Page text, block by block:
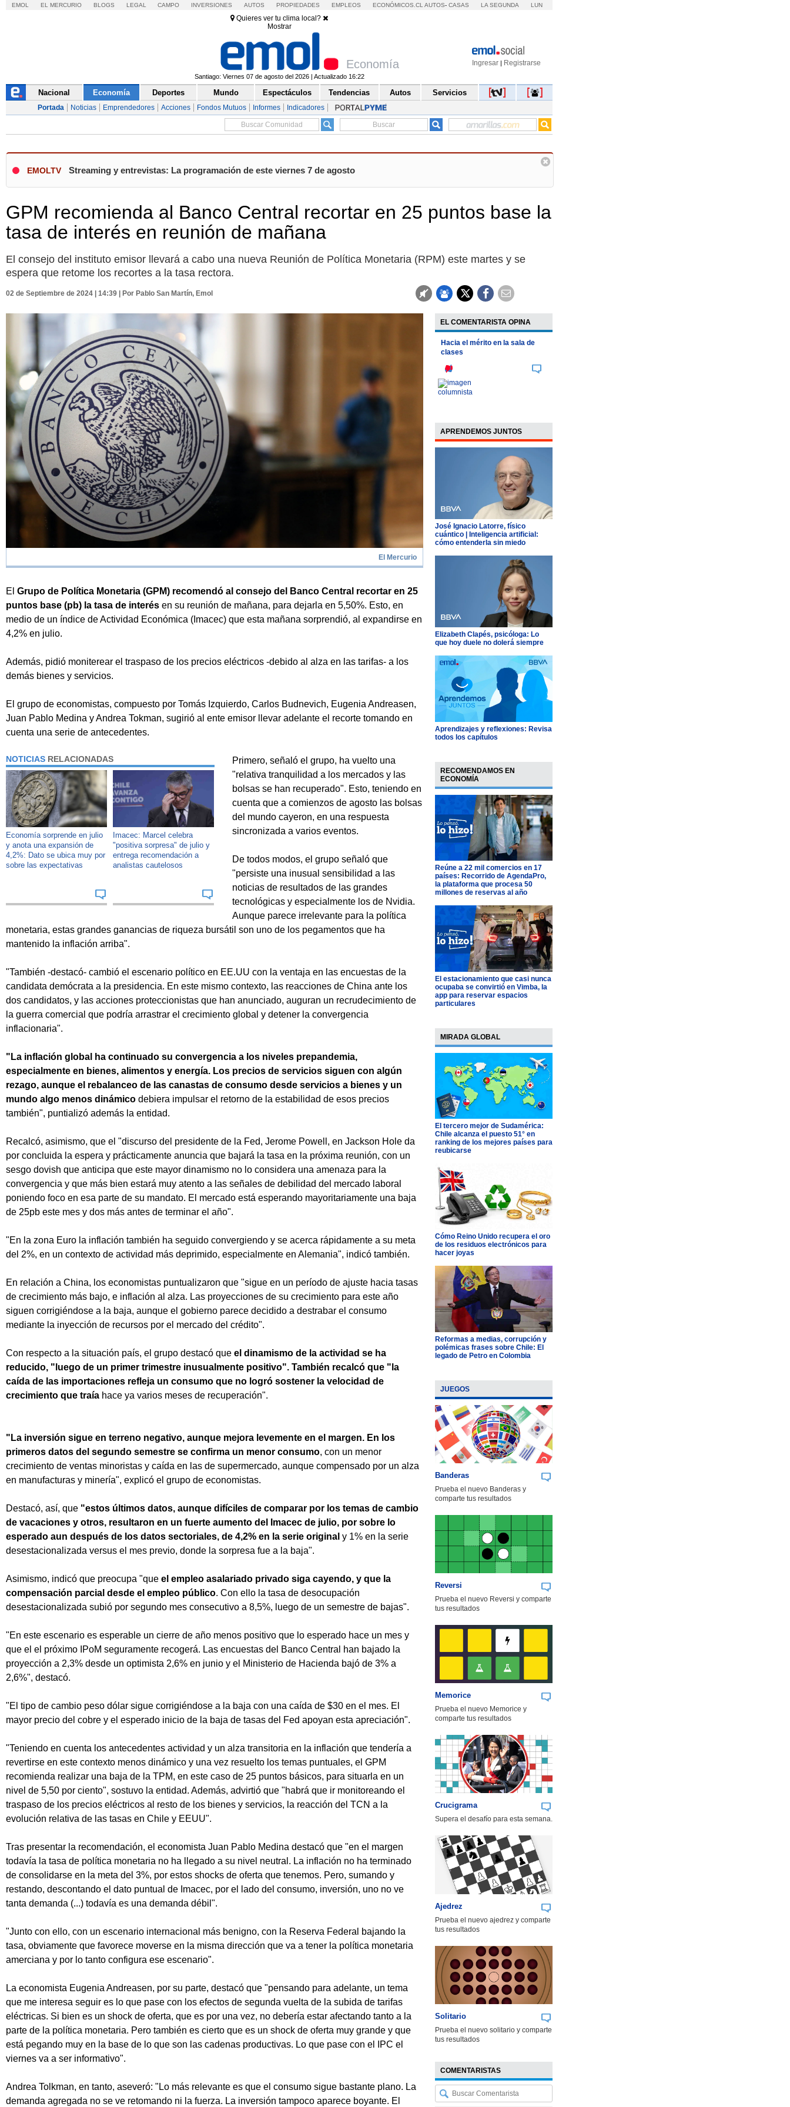
EMOL EL MERCURIO BLOGS LEGAL CAMPO INVERSIONES AUTOS PROPIEDADES EMPLEOS ECONÓMICOS.CL AUTOS- CASAS LA SEGUNDA LUN
Quieres ver tu clima local?
Mostrar
Ingresar | Registrarse
Economía
Santiago: Viernes 07 de agosto del 2026 | Actualizado 16:22
Nacional Economía Deportes Mundo Espectáculos Tendencias Autos Servicios
Portada Noticias Emprendedores Acciones Fondos Mutuos Informes Indicadores
EMOLTV Streaming y entrevistas: La programación de este viernes 7 de agosto
GPM recomienda al Banco Central recortar en 25 puntos base la
tasa de interés en reunión de mañana
El consejo del instituto emisor llevará a cabo una nueva Reunión de Política Monetaria (RPM) este martes y se
espera que retome los recortes a la tasa rectora.
02 de Septiembre de 2024 | 14:39 | Por Pablo San Martín, Emol
El Mercurio
El Grupo de Política Monetaria (GPM) recomendó al consejo del Banco Central recortar en 25
puntos base (pb) la tasa de interés en su reunión de mañana, para dejarla en 5,50%. Esto, en
medio de un índice de Actividad Económica (Imacec) que esta mañana sorprendió, al expandirse en
4,2% en julio.
Además, pidió moniterear el traspaso de los precios eléctricos -debido al alza en las tarifas- a los
demás bienes y servicios.
El grupo de economistas, compuesto por Tomás Izquierdo, Carlos Budnevich, Eugenia Andreasen,
Juan Pablo Medina y Andrea Tokman, sugirió al ente emisor llevar adelante el recorte tomando en
cuenta una serie de antecedentes.
NOTICIAS RELACIONADAS
Economía sorprende en julio
y anota una expansión de
4,2%: Dato se ubica muy por
sobre las expectativas
Imacec: Marcel celebra
"positiva sorpresa" de julio y
entrega recomendación a
analistas cautelosos
Primero, señaló el grupo, ha vuelto una
"relativa tranquilidad a los mercados y las
bolsas se han recuperado". Esto, teniendo en
cuenta que a comienzos de agosto las bolsas
del mundo cayeron, en una respuesta
sincronizada a varios eventos.
De todos modos, el grupo señaló que
"persiste una inusual sensibilidad a las
noticias de resultados de las grandes
tecnológicas y especialmente los de Nvidia.
Aunque parece irrelevante para la política
monetaria, estas grandes ganancias de riqueza bursátil son uno de los pegamentos que ha
mantenido la inflación arriba".
"También -destacó- cambió el escenario político en EE.UU con la ventaja en las encuestas de la
candidata demócrata a la presidencia. En este mismo contexto, las reacciones de China ante los
dos candidatos, y las acciones proteccionistas que han anunciado, auguran un recrudecimiento de
la guerra comercial que podría arrastrar el crecimiento global y detener la convergencia
inflacionaria".
"La inflación global ha continuado su convergencia a los niveles prepandemia,
especialmente en bienes, alimentos y energía. Los precios de servicios siguen con algún
rezago, aunque el rebalanceo de las canastas de consumo desde servicios a bienes y un
mundo algo menos dinámico debiera impulsar el retorno de la estabilidad de esos precios
también", puntializó además la entidad.
Recalcó, asimismo, que el "discurso del presidente de la Fed, Jerome Powell, en Jackson Hole da
por concluida la espera y prácticamente anuncia que bajará la tasa en la próxima reunión, con un
sesgo dovish que anticipa que este mayor dinamismo no lo considera una amenaza para la
convergencia y que más bien estará muy atento a las señales de debilidad del mercado laboral
poniendo foco en esa parte de su mandato. El mercado está esperando mayoritariamente una baja
de 25pb este mes y dos más antes de terminar el año".
"En la zona Euro la inflación también ha seguido convergiendo y se acerca rápidamente a su meta
del 2%, en un contexto de actividad más deprimido, especialmente en Alemania", indicó también.
En relación a China, los economistas puntualizaron que "sigue en un período de ajuste hacia tasas
de crecimiento más bajo, e inflación al alza. Las proyecciones de su crecimiento para este año
siguen corrigiéndose a la baja, aunque el gobierno parece decidido a destrabar el consumo
mediante la inyección de recursos por el mercado del crédito".
Con respecto a la situación país, el grupo destacó que el dinamismo de la actividad se ha
reducido, "luego de un primer trimestre inusualmente positivo". También recalcó que "la
caída de las importaciones refleja un consumo que no logró sostener la velocidad de
crecimiento que traía hace ya varios meses de recuperación".
"La inversión sigue en terreno negativo, aunque mejora levemente en el margen. En los
primeros datos del segundo semestre se confirma un menor consumo, con un menor
crecimiento de ventas minoristas y caída en las de supermercado, aunque compensado por un alza
en manufacturas y minería", explicó el grupo de economistas.
Destacó, así, que "estos últimos datos, aunque difíciles de comparar por los temas de cambio
de vacaciones y otros, resultaron en un fuerte aumento del Imacec de julio, por sobre lo
esperado aun después de los datos sectoriales, de 4,2% en la serie original y 1% en la serie
desestacionalizada versus el mes previo, donde la sorpresa fue a la baja".
Asimismo, indicó que preocupa "que el empleo asalariado privado siga cayendo, y que la
compensación parcial desde el empleo público. Con ello la tasa de desocupación
desestacionalizada subió por segundo mes consecutivo a 8,5%, luego de un semestre de bajas".
"En este escenario es esperable un cierre de año menos positivo que lo esperado hace un mes y
que el el próximo IPoM seguramente recogerá. Las encuestas del Banco Central han bajado la
proyección a 2,3% desde un optimista 2,6% en junio y el Ministerio de Hacienda bajó de 3% a
2,6%", destacó.
"El tipo de cambio peso dólar sigue corrigiéndose a la baja con una caída de $30 en el mes. El
mayor precio del cobre y el esperado inicio de la baja de tasas del Fed apoyan esta apreciación".
"Teniendo en cuenta los antecedentes actividad y un alza transitoria en la inflación que tendería a
revertirse en este contexto menos dinámico y una vez resuelto los temas puntuales, el GPM
recomienda realizar una baja de la TPM, en este caso de 25 puntos básicos, para situarla en un
nivel de 5,50 por ciento", sostuvo la entidad. Además, advirtió que "habrá que ir monitoreando el
traspaso de los precios eléctricos al resto de los bienes y servicios, la reacción del TCN a la
evolución relativa de las tasas en Chile y EEUU".
Tras presentar la recomendación, el economista Juan Pablo Medina destacó que "en el margen
todavía la tasa de política monetaria no ha llegado a su nivel neutral. La inflación no ha terminado
de consolidarse en la meta del 3%, por estos shocks de oferta que tenemos. Pero, sumando y
restando, descontando el dato puntual de Imacec, por el lado del consumo, inversión, uno no ve
tanta demanda (...) todavía es una demanda débil".
"Junto con ello, con un escenario internacional más benigno, con la Reserva Federal bajando la
tasa, obviamente que favorece moverse en la misma dirección que va a tener la política monetaria
amerciana y por lo tanto configura ese escenario".
La economista Eugenia Andreasen, por su parte, destacó que "pensando para adelante, un tema
que me interesa seguir es lo que pase con los efectos de segunda vuelta de la subida de tarifas
eléctricas. Si bien es un shock de oferta, que es por una vez, no debería estar afectando tanto a la
parte de la política monetaria. Pero también es cierto que es un shock de oferta muy grande y que
está pegando muy en la base de lo que son las cadenas productivas. Lo que pase con el IPC el
viernes va a ser informativo".
Andrea Tolkman, en tanto, aseveró: "Lo más relevante es que el consumo sigue bastante plano. La
demanda agregada no se ve retomando ni la fuerza. La inversión tampoco aparece boyante. El
EL COMENTARISTA OPINA
Hacia el mérito en la sala de
clases
APRENDEMOS JUNTOS
José Ignacio Latorre, físico
cuántico | Inteligencia artificial:
cómo entenderla sin miedo
Elizabeth Clapés, psicóloga: Lo
que hoy duele no dolerá siempre
Aprendizajes y reflexiones: Revisa
todos los capítulos
RECOMENDAMOS EN
ECONOMÍA
Reúne a 22 mil comercios en 17
países: Recorrido de AgendaPro,
la plataforma que procesa 50
millones de reservas al año
El estacionamiento que casi nunca
ocupaba se convirtió en Vimba, la
app para reservar espacios
particulares
MIRADA GLOBAL
El tercero mejor de Sudamérica:
Chile alcanza el puesto 51° en
ranking de los mejores países para
reubicarse
Cómo Reino Unido recupera el oro
de los residuos electrónicos para
hacer joyas
Reformas a medias, corrupción y
polémicas frases sobre Chile: El
legado de Petro en Colombia
JUEGOS
Banderas
Prueba el nuevo Banderas y
comparte tus resultados
Reversi
Prueba el nuevo Reversi y comparte
tus resultados
Memorice
Prueba el nuevo Memorice y
comparte tus resultados
Crucigrama
Supera el desafío para esta semana.
Ajedrez
Prueba el nuevo ajedrez y comparte
tus resultados
Solitario
Prueba el nuevo solitario y comparte
tus resultados
COMENTARISTAS